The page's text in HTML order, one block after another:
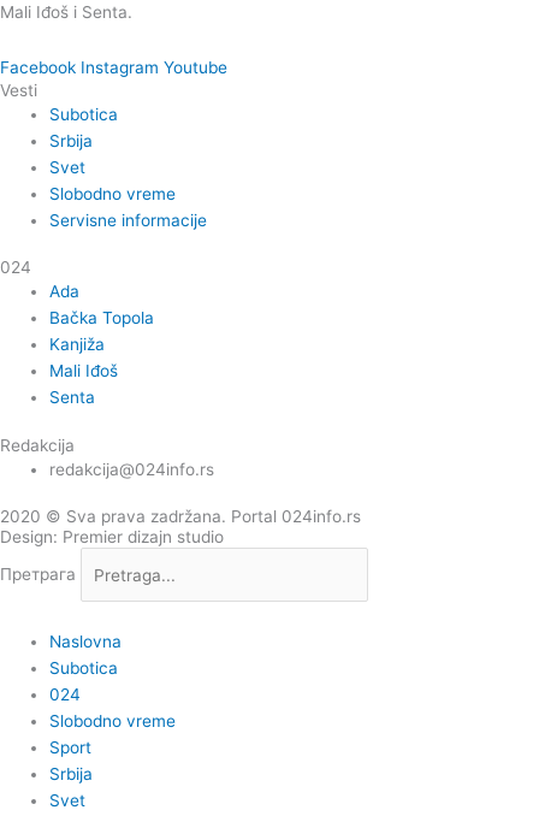
Mali Iđoš i Senta.
Facebook Instagram Youtube
Vesti
Subotica
Srbija
Svet
Slobodno vreme
Servisne informacije
024
Ada
Bačka Topola
Kanjiža
Mali Iđoš
Senta
Redakcija
redakcija@024info.rs
2020 © Sva prava zadržana. Portal 024info.rs
Design: Premier dizajn studio
Претрага
Naslovna
Subotica
024
Slobodno vreme
Sport
Srbija
Svet